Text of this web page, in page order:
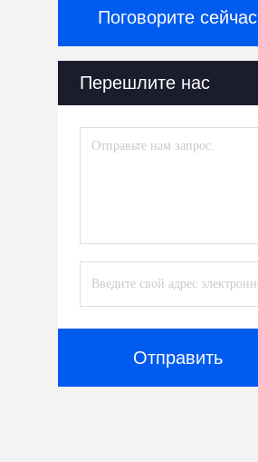
Поговорите сейчас
Перешлите нас
Отправить